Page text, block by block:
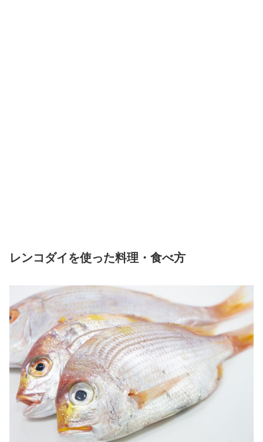
レンコダイを使った料理・食べ方